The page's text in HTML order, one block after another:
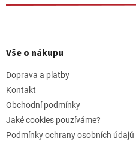
pVše o nákupu
Doprava a platby
Kontakt
Obchodní podmínky
Jaké cookies pouzíváme?
Podmínky ochrany osobních údajů